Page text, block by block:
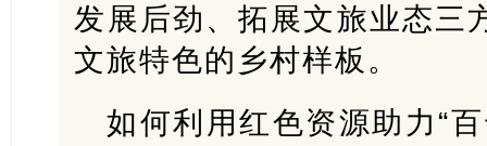
发展后劲、拓展文旅业态三
文旅特色的乡村样板。
如何利用红色资源助力“